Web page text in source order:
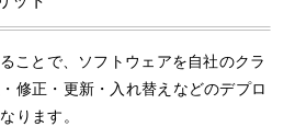
ことで、ソフトウェアを自社のクラ
修正・更新・入れ替えなどのデプロ
ります。